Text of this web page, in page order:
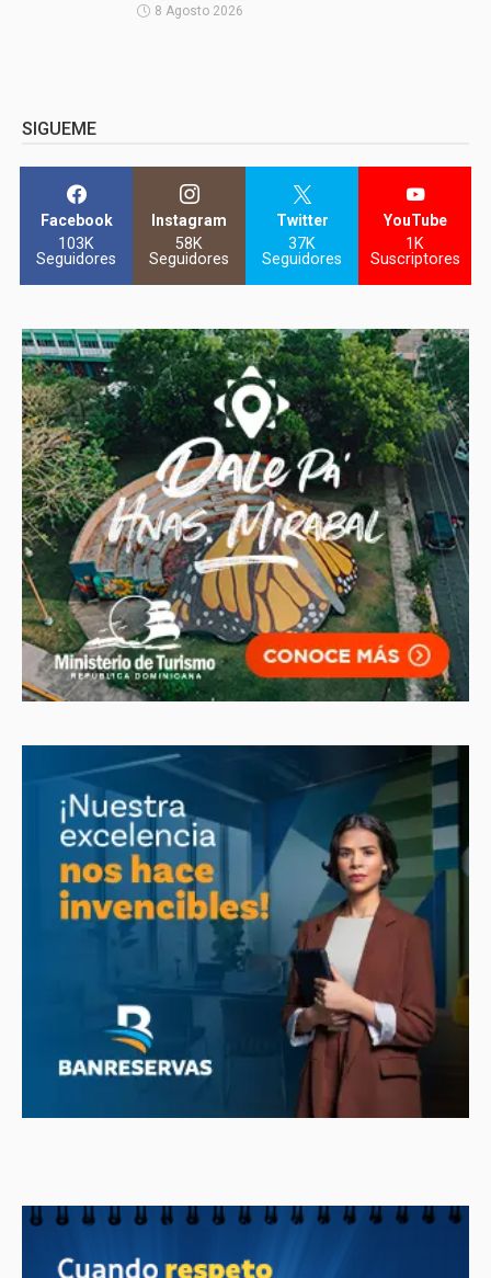
8 Agosto 2026
SIGUEME
Facebook
103K
Seguidores
Instagram
58K
Seguidores
Twitter
37K
Seguidores
YouTube
1K
Suscriptores